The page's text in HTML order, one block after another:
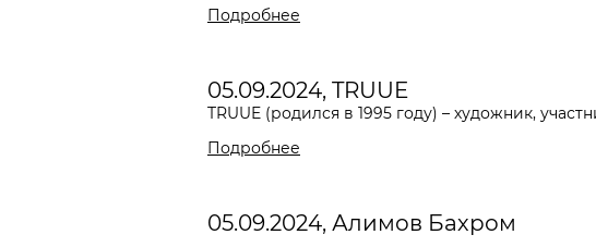
Подробнее
05.09.2024, TRUUE
TRUUE (родился в 1995 году) – художник,
Подробнее
05.09.2024, Алимов Бахром